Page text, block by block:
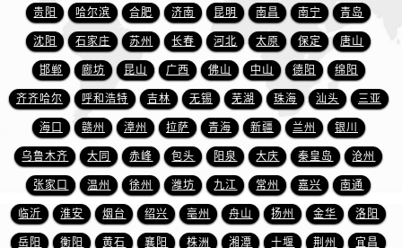
山东省枣庄市滕州市北辛路与善国路交叉口爱彼售后服务中心（需提前预约）
山东省淄博市张店区金晶大道爱彼售后服务中心（需提前预约）
上海市黄浦区南京东路299号宏伊国际广场写字楼8层806室爱彼售后服务中心（需提前预约）
上海市徐汇区虹桥路3号港汇中心2座37层3705室爱彼售后服务中心（需提前预约）
浙江省杭州市上城区钱江路1366号华润大厦A座5层503-5室爱彼售后服务中心（需提前预约）
浙江省湖州市吴兴区劳动路爱彼售后服务中心（需提前预约）
浙江省嘉兴市南湖区广益路705号嘉兴世界贸易中心A座13层1304室爱彼售后服务中心（需提前预约）
浙江省金华市金东区东市南街777号金华万达广场4号楼22楼2209室爱彼售后服务中心（需提前预约）
浙江省丽水市莲都区解放街爱彼售后服务中心（需提前预约）
浙江省宁波市江北区大闸南路500号来福士广场办公楼20层2009室爱彼售后服务中心（需提前预约）
贵阳 哈尔滨 合肥 济南 昆明 南昌 南宁 青岛
沈阳 石家庄 苏州 长春 河北 太原 保定 唐山
邯郸 廊坊 昆山 广西 佛山 中山 德阳 绵阳
齐齐哈尔 呼和浩特 吉林 无锡 芜湖 珠海 汕头 三亚
海口 赣州 漳州 拉萨 青海 新疆 兰州 银川
乌鲁木齐 大同 赤峰 包头 阳泉 大庆 秦皇岛 沧州
张家口 温州 徐州 潍坊 九江 常州 嘉兴 南通
临沂 淮安 烟台 绍兴 亳州 舟山 扬州 金华 洛阳
岳阳 衡阳 黄石 襄阳 株洲 湘潭 十堰 荆州 宜昌